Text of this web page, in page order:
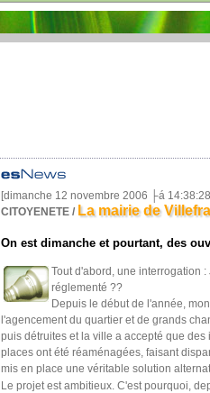
[dimanche 12 novembre 2006 ├á
CITOYENETE / La mairie de
On est dimanche et pourtant, des
Tout d'abord, une interrogation
réglementé ??
Depuis le début de l'année,
l'agencement du quartier et de grands
puis détruites et la ville a accepté que
places ont été réaménagées, faisant
mis en place une véritable solution
Le projet est ambitieux. C'est pourquoi,